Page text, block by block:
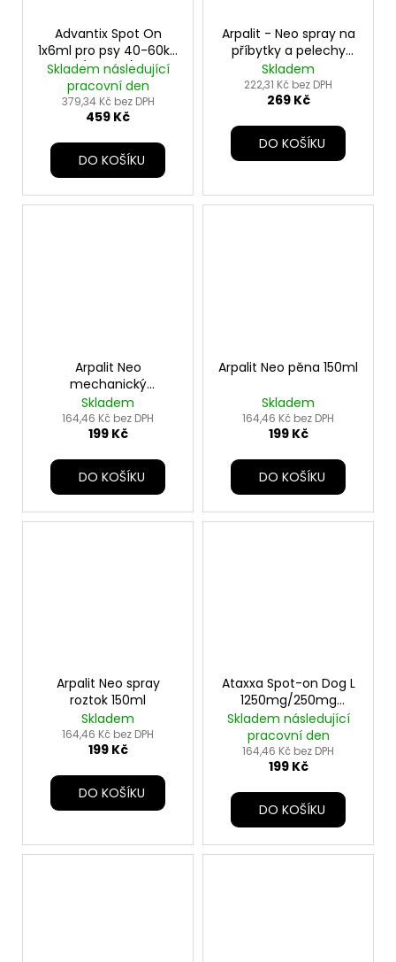
Advantix Spot On
1x6ml pro psy 40-60kg
(1pipeta)
Skladem následující
pracovní den
379,34 Kč bez DPH
459 Kč
DO KOŠÍKU
Arpalit - Neo spray na
příbytky a pelechy
zvířat - 300ml
Skladem
222,31 Kč bez DPH
269 Kč
DO KOŠÍKU
Arpalit Neo
mechanický
rozprašovač 150ml
Skladem
164,46 Kč bez DPH
199 Kč
DO KOŠÍKU
Arpalit Neo pěna 150ml
Skladem
164,46 Kč bez DPH
199 Kč
DO KOŠÍKU
Arpalit Neo spray
roztok 150ml
Skladem
164,46 Kč bez DPH
199 Kč
DO KOŠÍKU
Ataxxa Spot-on Dog L
1250mg/250mg
1x2,5ml
Skladem následující
pracovní den
164,46 Kč bez DPH
199 Kč
DO KOŠÍKU